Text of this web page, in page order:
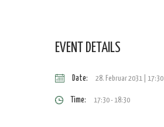
EVENT DETAILS
Date: 28. Februar 2031 | 17:30
Time: 17:30 - 18:30